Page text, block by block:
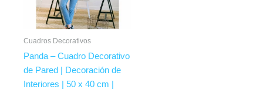
Cuadros Decorativos
Panda – Cuadro Decorativo
de Pared | Decoración de
Interiores | 50 x 40 cm |